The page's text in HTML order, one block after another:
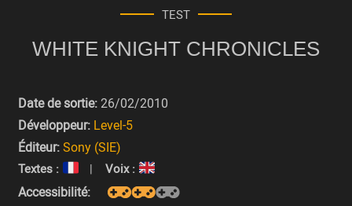
TEST
WHITE KNIGHT CHRONICLES
Date de sortie: 26/02/2010
Développeur: Level-5
Éditeur:Sony (SIE)
Textes : | Voix :
Accessibilité: